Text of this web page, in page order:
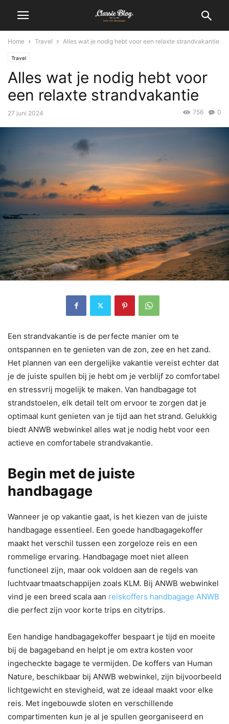
Home Travel Alles wat je nodig hebt voor een relaxte strandvakantie
Travel
Alles wat je nodig hebt voor
een relaxte strandvakantie
27 juni 2024 0
756
Een strandvakantie is de perfecte manier om te
ontspannen en te genieten van de zon, zee en het zand.
Het plannen van een dergelijke vakantie vereist echter dat
je de juiste spullen bij je hebt om je verblijf zo comfortabel
en stressvrij mogelijk te maken. Van handbagage tot
strandstoelen, elk detail telt om ervoor te zorgen dat je
optimaal kunt genieten van je tijd aan het strand. Gelukkig
biedt ANWB webwinkel alles wat je nodig hebt voor een
actieve en comfortabele strandvakantie.
Begin met de juiste
handbagage
Wanneer je op vakantie gaat, is het kiezen van de juiste
handbagage essentieel. Een goede handbagagekoffer
maakt het verschil tussen een zorgeloze reis en een
rommelige ervaring. Handbagage moet niet alleen
functioneel zijn, maar ook voldoen aan de regels van
luchtvaartmaatschappijen zoals KLM. Bij ANWB webwinkel
vind je een breed scala aan reiskoffers handbagage ANWB
die perfect zijn voor korte trips en citytrips.
Een handige handbagagekoffer bespaart je tijd en moeite
bij de bagageband en helpt je om extra kosten voor
ingecheckte bagage te vermijden. De koffers van Human
Nature, beschikbaar bij ANWB webwinkel, zijn bijvoorbeeld
lichtgewicht en stevigheid, wat ze ideaal maakt voor elke
reis. Met ingebouwde sloten en verschillende
compartimenten kun je al je spullen georganiseerd en